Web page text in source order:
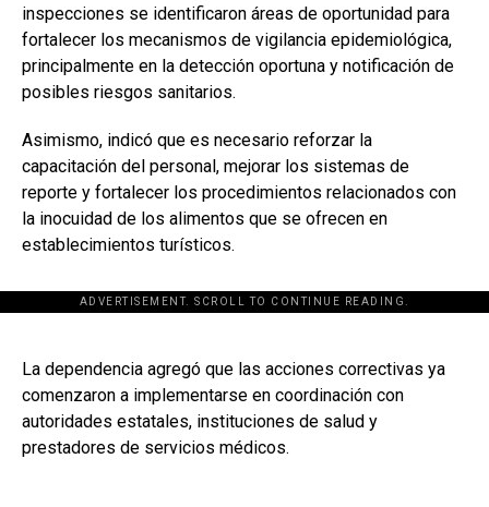
inspecciones se identificaron áreas de oportunidad para
fortalecer los mecanismos de vigilancia epidemiológica,
principalmente en la detección oportuna y notificación de
posibles riesgos sanitarios.
Asimismo, indicó que es necesario reforzar la
capacitación del personal, mejorar los sistemas de
reporte y fortalecer los procedimientos relacionados con
la inocuidad de los alimentos que se ofrecen en
establecimientos turísticos.
ADVERTISEMENT. SCROLL TO CONTINUE READING.
[adsforwp id="243463"]
La dependencia agregó que las acciones correctivas ya
comenzaron a implementarse en coordinación con
autoridades estatales, instituciones de salud y
prestadores de servicios médicos.